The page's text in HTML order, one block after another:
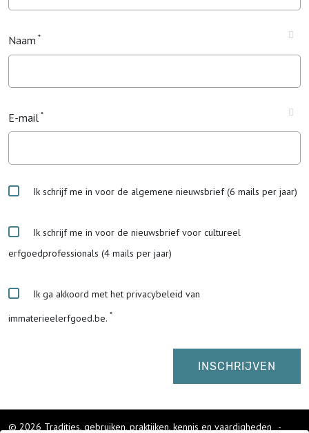
Naam
E-mail
Ik schrijf me in voor de algemene nieuwsbrief (6 mails per jaar)
Ik schrijf me in voor de nieuwsbrief voor cultureel
erfgoedprofessionals (4 mails per jaar)
Ik ga akkoord met het privacybeleid van
immaterieelerfgoed.be.
© 2026 Tradities, gebruiken, praktijken, kennis en vaardigheden -